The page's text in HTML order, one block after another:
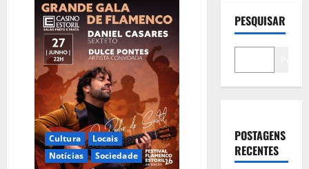
e
Dulce
Pontes
conquistaram
o
público
em
noite
de
“O
Poder
do
Subtil”
no
Casino
Estoril
Cultura
Locais
Notícias
Sociedade
PESQUISAR
POSTAGENS
RECENTES